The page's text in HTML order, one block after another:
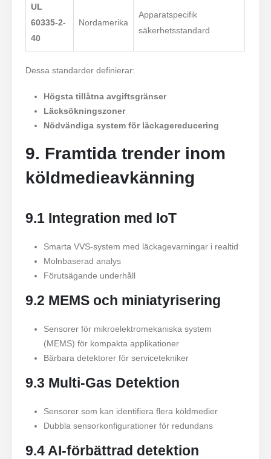
UL
60335-2-
40
Nordamerika
Apparatspecifik
säkerhetsstandard
Dessa standarder definierar:
Högsta tillåtna avgiftsgränser
Läcksökningszoner
Nödvändiga system för läckagereducering
9. Framtida trender inom
köldmedieavkänning
9.1 Integration med IoT
Smarta VVS-system med läckagevarningar i realtid
Molnbaserad analys
Förutsägande underhåll
9.2 MEMS och miniatyrisering
Sensorer för mikroelektromekaniska system
(MEMS) för kompakta applikationer
Bärbara detektorer för servicetekniker
9.3 Multi-Gas Detektion
Sensorer som kan identifiera flera köldmedier
Dubbla sensorkonfigurationer för redundans
9.4 AI-förbättrad detektion